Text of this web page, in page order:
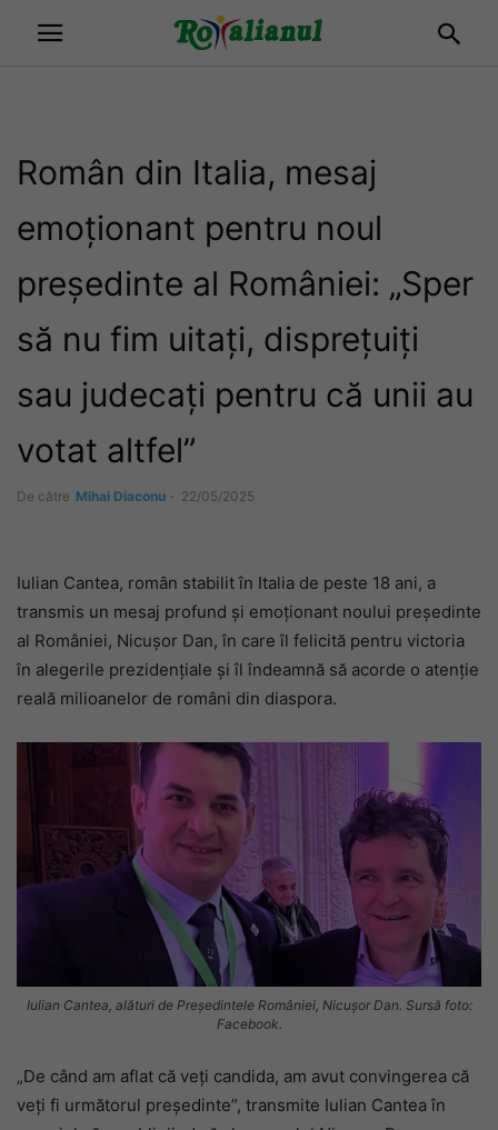
Român din Italia, mesaj
emoționant pentru noul
președinte al României: „Sper
să nu fim uitați, disprețuiți
sau judecați pentru că unii au
votat altfel”
De către Mihai Diaconu - 22/05/2025
Iulian Cantea, român stabilit în Italia de peste 18 ani, a
transmis un mesaj profund și emoționant noului președinte
al României, Nicușor Dan, în care îl felicită pentru victoria
în alegerile prezidențiale și îl îndeamnă să acorde o atenție
reală milioanelor de români din diaspora.
Iulian Cantea, alături de Președintele României, Nicușor Dan. Sursă foto:
Facebook.
„De când am aflat că veți candida, am avut convingerea că
veți fi următorul președinte”, transmite Iulian Cantea în